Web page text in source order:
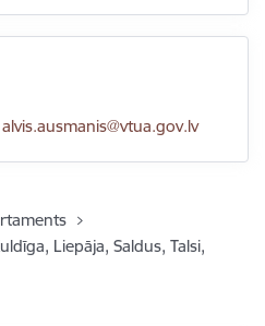
E-pasts:
alvis.ausmanis@vtua.gov.lv
Liepāja, Saldus, Talsi,